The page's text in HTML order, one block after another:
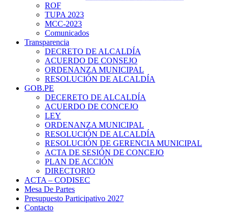
ROF
TUPA 2023
MCC-2023
Comunicados
Transparencia
DECRETO DE ALCALDÍA
ACUERDO DE CONSEJO
ORDENANZA MUNICIPAL
RESOLUCIÓN DE ALCALDÍA
GOB.PE
DECERETO DE ALCALDÍA
ACUERDO DE CONCEJO
LEY
ORDENANZA MUNICIPAL
RESOLUCIÓN DE ALCALDÍA
RESOLUCIÓN DE GERENCIA MUNICIPAL
ACTA DE SESIÓN DE CONCEJO
PLAN DE ACCIÓN
DIRECTORIO
ACTA – CODISEC
Mesa De Partes
Presupuesto Participativo 2027
Contacto